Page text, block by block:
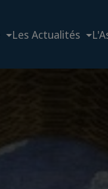
Les Actualités